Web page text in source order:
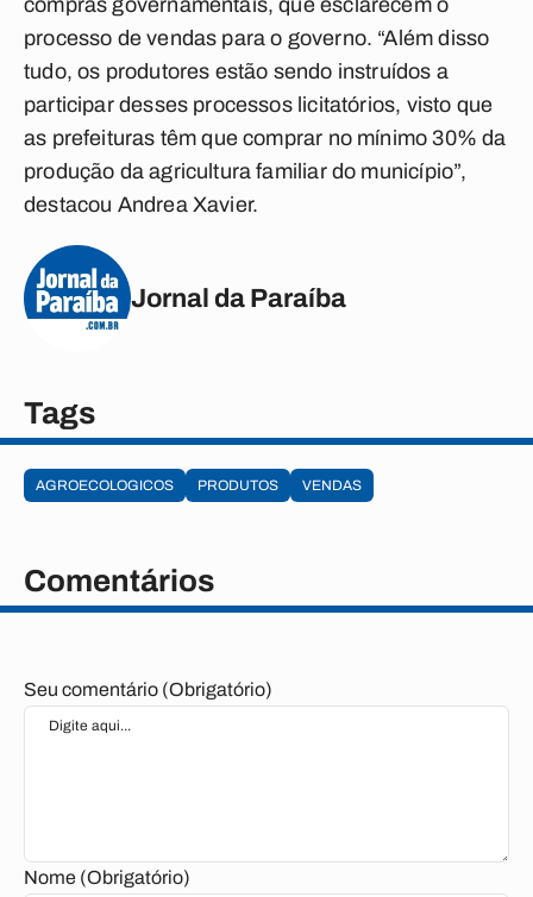
compras governamentais, que esclarecem o
processo de vendas para o governo. “Além disso
tudo, os produtores estão sendo instruídos a
participar desses processos licitatórios, visto que
as prefeituras têm que comprar no mínimo 30% da
produção da agricultura familiar do município”,
destacou Andrea Xavier.
Jornal da Paraíba
Tags
AGROECOLOGICOS PRODUTOS VENDAS
Comentários
Seu comentário (Obrigatório)
Nome (Obrigatório)